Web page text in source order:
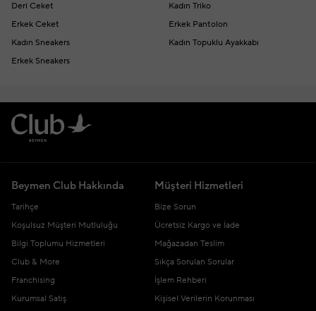
Deri Ceket
Kadın Triko
Erkek Ceket
Erkek Pantolon
Kadın Sneakers
Kadın Topuklu Ayakkabı
Erkek Sneakers
Beymen Club Hakkında
Tarihçe
Koşulsuz Müşteri Mutluluğu
Bilgi Toplumu Hizmetleri
Club & More
Franchising
Kurumsal Satış
Müşteri Hizmetleri
Bize Sorun
Ücretsiz Kargo ve İade
Mağazadan Teslim
Sıkça Sorulan Sorular
İşlem Rehberi
Kişisel Verilerin Korunması